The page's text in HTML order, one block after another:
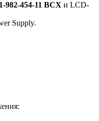
1-982-454-11 BCX и LCD-
Supply.